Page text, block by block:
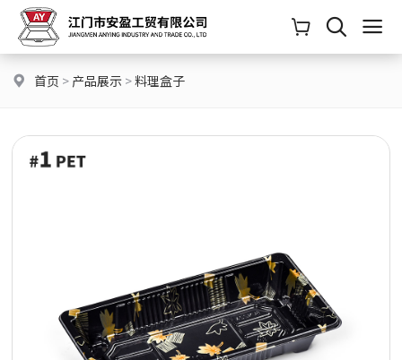
首页 > 产品展示 >料理盒子